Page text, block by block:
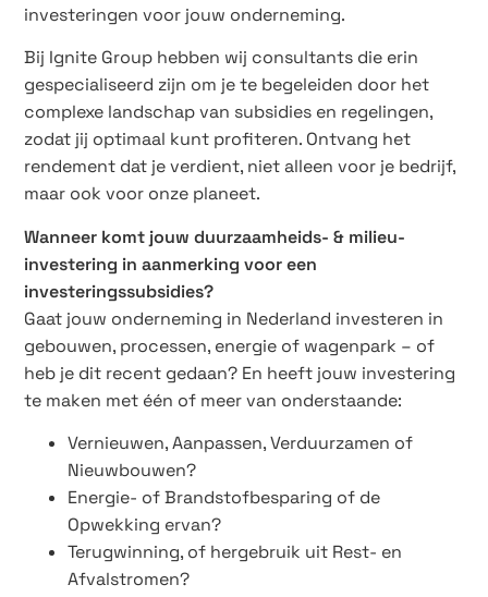
investeringen voor jouw onderneming.
Bij Ignite Group hebben wij consultants die erin
gespecialiseerd zijn om je te begeleiden door het
complexe landschap van subsidies en regelingen,
zodat jij optimaal kunt profiteren. Ontvang het
rendement dat je verdient, niet alleen voor je bedrijf,
maar ook voor onze planeet.
Wanneer komt jouw duurzaamheids- & milieu-
investering in aanmerking voor een
investeringssubsidies?
Gaat jouw onderneming in Nederland investeren in
gebouwen, processen, energie of wagenpark – of
heb je dit recent gedaan? En heeft jouw investering
te maken met één of meer van onderstaande:
Vernieuwen, Aanpassen, Verduurzamen of
Nieuwbouwen?
Energie- of Brandstofbesparing of de
Opwekking ervan?
Terugwinning, of hergebruik uit Rest- en
Afvalstromen?